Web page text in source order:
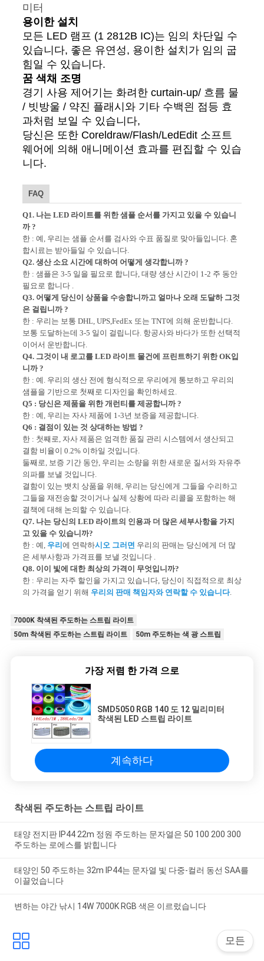
미터
용이한 설치
모든 LED 램프 (1 2812B IC)는 임의 차단일 수
있습니다, 좋은 유연성, 용이한 설치가 임의 굽
힘일 수 있습니다.
꿈 색채 조명
경기 사용 제어기는 화려한 curtain-up/ 흐름 물
/ 빗방울 / 약진 플래시와 기타 수백읜 점등 효
과처럼 보일 수 있습니다,
당신은 또한 Coreldraw/Flash/LedEdit 소프트
웨어에 의해 애니메이션 효과를 편집할 수 있습
니다.
FAQ
Q1. 나는 LED 라이트를 위한 샘플 순서를 가지고 있을 수 있습니
까 ?
한 : 예, 우리는 샘플 순서를 검사와 수표 품질로 맞아들입니다. 혼
합시료는 받아들일 수 있습니다.
Q2. 생산 소요 시간에 대하여 어떻게 생각합니까 ?
한 : 샘플은 3-5 일을 필요로 합니다, 대량 생산 시간이 1-2 주 동안
필요로 합니다 .
Q3. 어떻게 당신이 상품을 수송합니까고 얼마나 오래 도달하 그것
은 걸립니까 ?
한 : 우리는 보통 DHL, UPS,FedEx 또는 TNT에 의해 운반합니다.
보통 도달하는데 3-5 일이 걸립니다. 항공사와 바다가 또한 선택적
이어서 운반합니다.
Q4. 그것이 내 로고를 LED 라이트 물건에 프린트하기 위한 OK입
니까 ?
한 : 예. 우리의 생산 전에 형식적으로 우리에게 통보하고 우리의
샘플을 기반으로 첫째로 디자인을 확인하세요.
Q5 : 당신은 제품을 위한 개런티를 제공합니까 ?
한 : 예, 우리는 자사 제품에 1-3년 보증을 제공합니다.
Q6 : 결점이 있는 것 상대하는 방법 ?
한 : 첫째로, 자사 제품은 엄격한 품질 관리 시스템에서 생산되고
결함 비율이 0.2% 이하일 것입니다.
둘째로, 보증 기간 동안, 우리는 소량을 위한 새로운 질서와 자유주
의파를 보낼 것입니다.
결함이 있는 뱃치 상품을 위해, 우리는 당신에게 그들을 수리하고
그들을 재전송할 것이거나 실제 상황에 따라 리콜을 포함하는 해
결책에 대해 논의할 수 있습니다.
Q7. 나는 당신의 LED 라이트의 인용과 더 많은 세부사항을 가지
고 있을 수 있습니까?
한 : 예, 우리에 연락하시오 그러면 우리의 판매는 당신에게 더 많
은 세부사항과 가격표를 보낼 것입니다 .
Q8. 이이 빛에 대한 최상의 가격이 무엇입니까?
한 : 우리는 자주 할인을 가지고 있습니다, 당신이 직접적으로 최상
의 가격을 얻기 위해 우리의 판매 책임자와 연락할 수 있습니다.
7000K 착색된 주도하는 스트립 라이트
50m 착색된 주도하는 스트립 라이트
50m 주도하는 색 광 스트립
가장 저렴 한 가격 으로
SMD5050 RGB 140 도 12 밀리미터
착색된 LED 스트립 라이트
계속하다
착색된 주도하는 스트립 라이트
태양 전지판 IP44 22m 정원 주도하는 문자열은 50 100 200 300
주도하는 로에스를 밝힙니다
태양인 50 주도하는 32m IP44는 문자열 빛 다중-컬러 동선 SAA를
이끌었습니다
변하는 야간 낚시 14W 7000K RGB 색은 이르렀습니다
모든